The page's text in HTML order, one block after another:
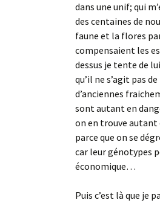
dans une unif; qui
des centaines de
faune et la flores
compensaient les
dessus je tente de
qu’il ne s’agit pas
d’anciennes
sont autant en
on en trouve autant
parce que on se
car leur génotypes
économique…
Puis c’est là que je